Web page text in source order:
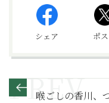
シェア ポ
喉ごしの香川、